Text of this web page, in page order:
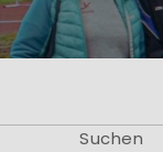
Suchen